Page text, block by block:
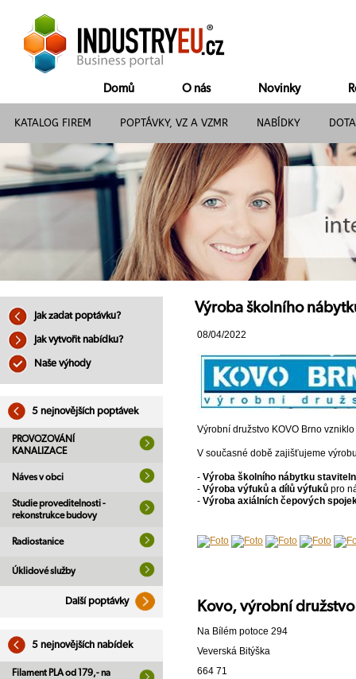
Domů O nás Novinky
KATALOG FIREM POPTÁVKY, VZ A VZMR NABÍDKY
Jak zadat poptávku?
Jak vytvořit nabídku?
Naše výhody
5 nejnovějších poptávek
PROVOZOVÁNÍ
KANALIZACE
Náves v obci
Studie proveditelnosti -
rekonstrukce budovy
Radiostanice
Úklidové služby
Další poptávky
5 nejnovějších nabídek
Filament PLA od 179,- na
Výroba školního
08/04/2022
Výrobní družstvo KOVO Brno
V současné době zajišťujeme
- Výroba školního nábytku
- Výroba výfuků a dílů výfuků pro
- Výroba axiálních čepových
Kovo, výrobní družstvo
Na Bílém potoce 294
Veverská Bitýška
664 71